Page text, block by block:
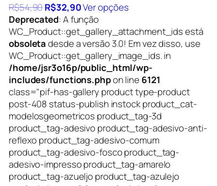
R$54,90R$32,90Ver opções
Deprecated: A função
WC_Product::get_gallery_attachment_ids está
obsoletadesde a versão 3.0! Em vez disso, use
WC_Product::get_gallery_image_ids. in
/home/jsr3o16p/public_html/wp-
includes/functions.phpon line 6121
class="pif-has-gallery product type-product
post-408 status-publish instock product_cat-
modelosgeometricos product_tag-3d
product_tag-adesivo product_tag-adesivo-anti-
reflexo product_tag-adesivo-comum
product_tag-adesivo-fosco product_tag-
adesivo-impresso product_tag-amarelo
product_tag-azueljo product_tag-azulejo